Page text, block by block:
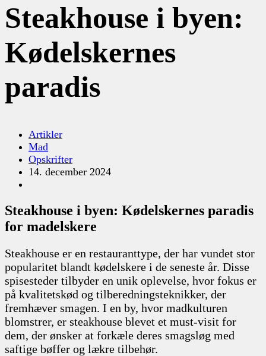
Steakhouse i byen:
Kødelskernes
paradis
Artikler
Mad
Opskrifter
14. december 2024
Steakhouse i byen: Kødelskernes paradis
for madelskere
Steakhouse er en restauranttype, der har vundet stor
popularitet blandt kødelskere i de seneste år. Disse
spisesteder tilbyder en unik oplevelse, hvor fokus er
på kvalitetskød og tilberedningsteknikker, der
fremhæver smagen. I en by, hvor madkulturen
blomstrer, er steakhouse blevet et must-visit for
dem, der ønsker at forkæle deres smagsløg med
saftige bøffer og lækre tilbehør.